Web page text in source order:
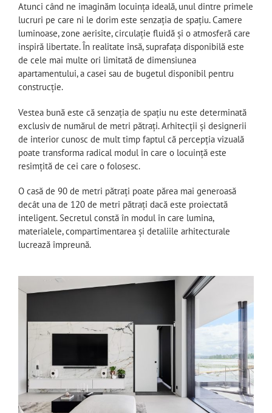
Atunci când ne imaginăm locuința ideală, unul dintre primele
lucruri pe care ni le dorim este senzația de spațiu. Camere
luminoase, zone aerisite, circulație fluidă și o atmosferă care
inspiră libertate. În realitate însă, suprafața disponibilă este
de cele mai multe ori limitată de dimensiunea
apartamentului, a casei sau de bugetul disponibil pentru
construcție.
Vestea bună este că senzația de spațiu nu este determinată
exclusiv de numărul de metri pătrați. Arhitecții și designerii
de interior cunosc de mult timp faptul că percepția vizuală
poate transforma radical modul în care o locuință este
resimțită de cei care o folosesc.
O casă de 90 de metri pătrați poate părea mai generoasă
decât una de 120 de metri pătrați dacă este proiectată
inteligent. Secretul constă în modul în care lumina,
materialele, compartimentarea și detaliile arhitecturale
lucrează împreună.